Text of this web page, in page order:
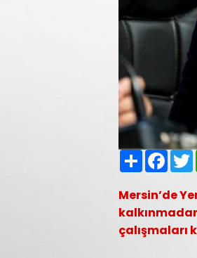
Paylaş
Mersin’de
çalışmaları